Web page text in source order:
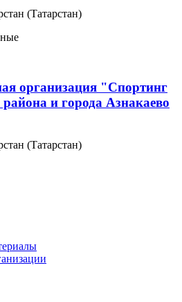
(Татарстан)
организация "Спортинг
и города Азнакаево
(Татарстан)